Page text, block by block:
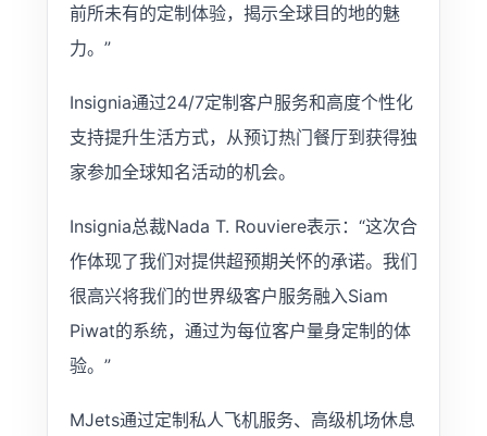
前所未有的定制体验，揭示全球目的地的魅
力。”
Insignia通过24/7定制客户服务和高度个性化
支持提升生活方式，从预订热门餐厅到获得独
家参加全球知名活动的机会。
Insignia总裁Nada T. Rouviere表示：“这次合
作体现了我们对提供超预期关怀的承诺。我们
很高兴将我们的世界级客户服务融入Siam
Piwat的系统，通过为每位客户量身定制的体
验。”
MJets通过定制私人飞机服务、高级机场休息